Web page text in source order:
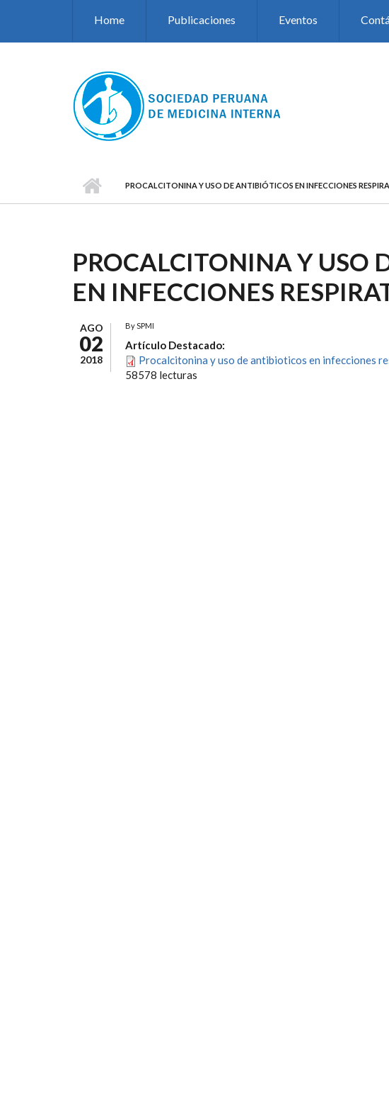
Home Publicaciones Eventos
PROCALCITONINA Y USO DE ANTIBIÓTICOS EN INFECCIONES
PROCALCITONINA Y USO
EN INFECCIONES
AGO
02
2018
BySPMI
Artículo Destacado:
Procalcitonina y uso de antibioticos en infecciones
58578 lecturas